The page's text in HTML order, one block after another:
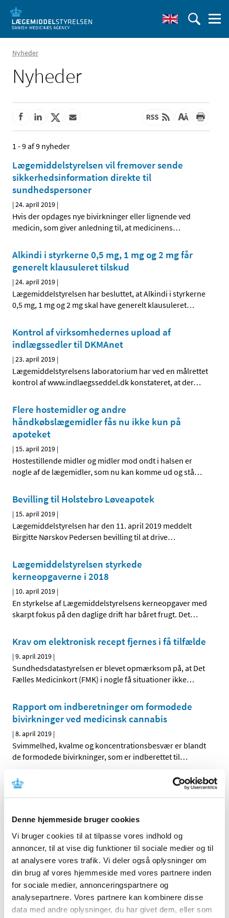
Denne hjemmeside bruger cookies
Vi bruger cookies til at tilpasse vores indhold og
annoncer, til at vise dig funktioner til sociale medier og til
at analysere vores trafik. Vi deler også oplysninger om
din brug af vores hjemmeside med vores partnere inden
for sociale medier, annonceringspartnere og
analysepartnere. Vores partnere kan kombinere disse
data med andre oplysninger, du har givet dem, eller som
Nyheder
Nyheder
1 - 9 af 9 nyheder
Lægemiddelstyrelsen vil fremover sende
sikkerhedsinformation direkte til
sundhedspersoner
|24. april 2019 |
Hvis der opdages nye bivirkninger eller lignende ved
medicin, som giver anledning til, at medicinens…
Alkindi i styrkerne 0,5 mg, 1 mg og 2 mg får
generelt klausuleret tilskud
|24. april 2019 |
Lægemiddelstyrelsen har besluttet, at Alkindi i styrkerne
0,5 mg, 1 mg og 2 mg skal have generelt klausuleret…
Kontrol af virksomhedernes upload af
indlægssedler til DKMAnet
|23. april 2019 |
Lægemiddelstyrelsens laboratorium har ved en målrettet
kontrol af www.indlaegsseddel.dk konstateret, at der…
Flere hostemidler og andre
håndkøbslægemidler fås nu ikke kun på
apoteket
| 15. april 2019 |
Hostestillende midler og midler mod ondt i halsen er
nogle af de lægemidler, som nu kan komme ud og stå…
Bevilling til Holstebro Løveapotek
| 15. april 2019 |
Lægemiddelstyrelsen har den 11. april 2019 meddelt
Birgitte Nørskov Pedersen bevilling til at drive…
Lægemiddelstyrelsen styrkede
kerneopgaverne i 2018
| 10. april 2019 |
En styrkelse af Lægemiddelstyrelsens kerneopgaver med
skarpt fokus på den daglige drift har båret frugt. Det…
Krav om elektronisk recept fjernes i få tilfælde
|9. april 2019 |
Sundhedsdatastyrelsen er blevet opmærksom på, at Det
Fælles Medicinkort (FMK) i nogle få situationer ikke…
Rapport om indberetninger om formodede
bivirkninger ved medicinsk cannabis
|8. april 2019 |
Svimmelhed, kvalme og koncentrationsbesvær er blandt
de formodede bivirkninger, som er indberettet til…
Bevespi Aerosphere mod KOL får klausuleret
tilskud fra 8. april 2019
Lægemiddelstyrelsen har besluttet, at Bevespi
Aerosphere med virkning fra 8. april 2019 skal have
Alle (2506)
TID
2026 (84)